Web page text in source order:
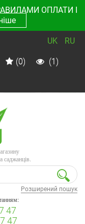
ОПЛАТИ І
UK RU
(0) (1)
Розширений пошук
47
47